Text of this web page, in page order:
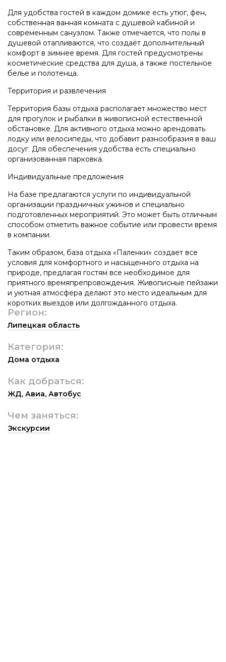
Для удобства гостей в каждом домике есть утюг, фен,
собственная ванная комната с душевой кабиной и
современным санузлом. Также отмечается, что полы в
душевой отапливаются, что создаёт дополнительный
комфорт в зимнее время. Для гостей предусмотрены
косметические средства для душа, а также постельное
белье и полотенца.
Территория и развлечения
Территория базы отдыха располагает множество мест
для прогулок и рыбалки в живописной естественной
обстановке. Для активного отдыха можно арендовать
лодку или велосипеды, что добавит разнообразия в ваш
досуг. Для обеспечения удобства есть специально
организованная парковка.
Индивидуальные предложения
На базе предлагаются услуги по индивидуальной
организации праздничных ужинов и специально
подготовленных мероприятий. Это может быть отличным
способом отметить важное событие или провести время
в компании.
Таким образом, база отдыха «Паленки» создает все
условия для комфортного и насыщенного отдыха на
природе, предлагая гостям все необходимое для
приятного времяпрепровождения. Живописные пейзажи
и уютная атмосфера делают это место идеальным для
коротких выездов или долгожданного отдыха.
Регион:
Липецкая область
Категория:
Дома отдыха
Как добраться:
ЖД, Авиа, Автобус
Чем заняться:
Экскурсии